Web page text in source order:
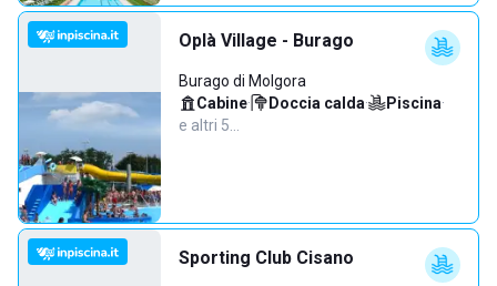
Oplà Village - Burago
Burago di Molgora
Cabine· Doccia calda· Piscina·
e altri 5…
Sporting Club Cisano